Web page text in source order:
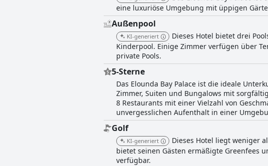
eine luxuriöse Umgebung mit üppigen
Außenpool
KI-generiert
Dieses Hotel bietet drei
Kinderpool. Einige Zimmer verfügen über
private Pools.
5-Sterne
Das Elounda Bay Palace ist die ideale
Zimmer, Suiten und Bungalows mit
8 Restaurants mit einer Vielzahl von
unvergesslichen Aufenthalt in einer
Golf
KI-generiert
Dieses Hotel liegt weniger
bietet seinen Gästen ermäßigte Greenfees
verfügbar.